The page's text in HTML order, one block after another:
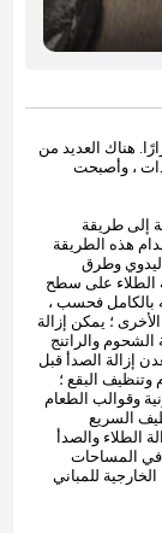
هناك العديد من
، وأصبحت
إلى طريقة
هذه الطريقة
وطرق
الطلاء على سطح
بالكامل فحسب ،
؛ يمكن إزالة
والراتنج
إزالة الصدأ قبل
وتنظيف البقع ؛
وقوالب الطعام
السريع
الطلاء والصدأ
في المساحات
للمباني